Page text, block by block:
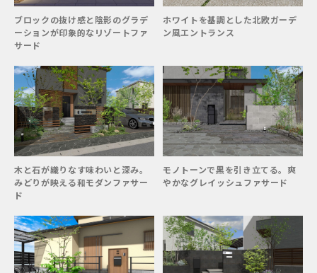
ブロックの抜け感と陰影のグラデ
ーションが印象的なリゾートファ
サード
ホワイトを基調とした北欧ガーデ
ン風エントランス
木と石が織りなす味わいと深み。
みどりが映える和モダンファサー
ド
モノトーンで黒を引き立てる。爽
やかなグレイッシュファサード